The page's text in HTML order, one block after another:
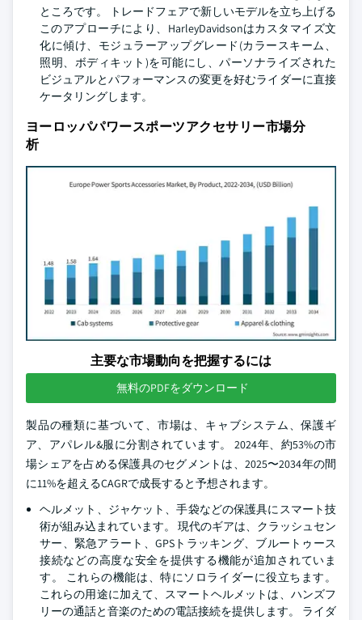
ところです。 トレードフェアで新しいモデルを立ち上げる
このアプローチにより、HarleyDavidsonはカスタマイズ文
化に傾け、モジュラーアップグレード(カラースキーム、
照明、ボディキット)を可能にし、パーソナライズされた
ビジュアルとパフォーマンスの変更を好むライダーに直接
ケータリングします。
ヨーロッパパワースポーツアクセサリー市場分
析
主要な市場動向を把握するには
無料のPDFをダウンロード
製品の種類に基づいて、市場は、キャブシステム、保護ギ
ア、アパレル&服に分割されています。 2024年、約53%の市
場シェアを占める保護具のセグメントは、2025〜2034年の間
に11%を超えるCAGRで成長すると予想されます。
ヘルメット、ジャケット、手袋などの保護具にスマート技
術が組み込まれています。 現代のギアは、クラッシュセン
サー、緊急アラート、GPSトラッキング、ブルートゥース
接続などの高度な安全を提供する機能が追加されていま
す。 これらの機能は、特にソロライダーに役立ちます。
これらの用途に加えて、スマートヘルメットは、ハンズフ
リーの通話と音楽のための電話接続を提供します。 ライダ